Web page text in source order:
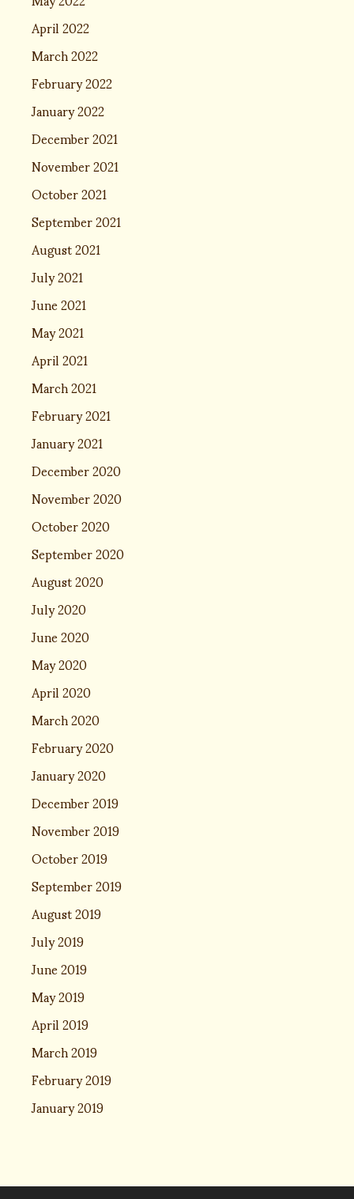
April 2022
March 2022
February 2022
January 2022
December 2021
November 2021
October 2021
September 2021
August 2021
July 2021
June 2021
May 2021
April 2021
March 2021
February 2021
January 2021
December 2020
November 2020
October 2020
September 2020
August 2020
July 2020
June 2020
May 2020
April 2020
March 2020
February 2020
January 2020
December 2019
November 2019
October 2019
September 2019
August 2019
July 2019
June 2019
May 2019
April 2019
March 2019
February 2019
January 2019